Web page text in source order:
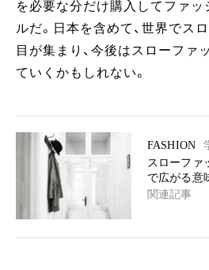
を必要な分だけ購入してファッ
ルだ。日本を含めて、世界でス
目が集まり、今後はスローファ
ていくかもしれない。
FASHION
スローファ
で広がる意
関連記事